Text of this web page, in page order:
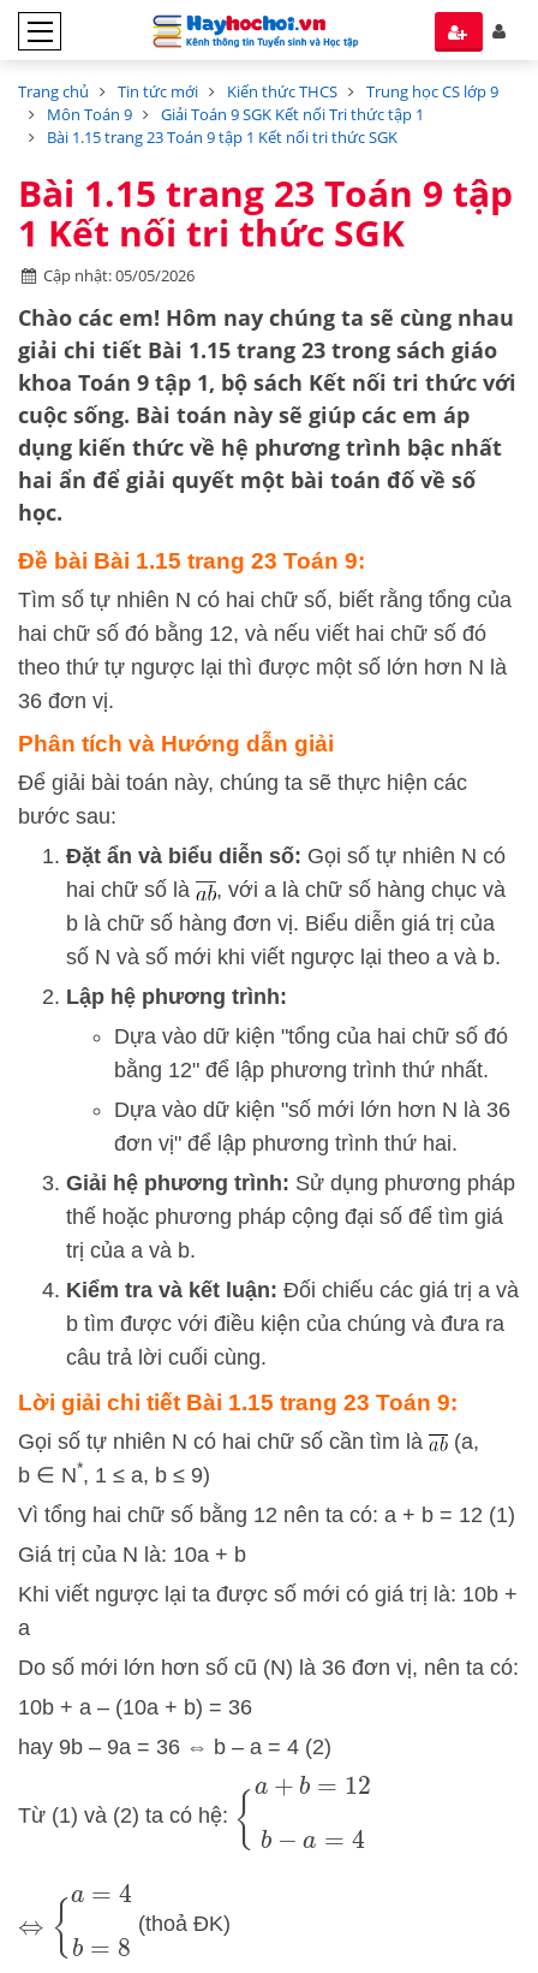
Trang chủ Tin tức mới Kiến thức THCS
Trung học CS lớp 9
Môn Toán 9
Giải Toán 9 SGK Kết nối Tri thức tập 1
Bài 1.15 trang 23 Toán 9 tập 1 Kết nối tri thức SGK
Bài 1.15 trang 23 Toán 9 tập
1 Kết nối tri thức SGK
Cập nhật: 05/05/2026
Chào các em! Hôm nay chúng ta sẽ cùng nhau
giải chi tiết Bài 1.15 trang 23 trong sách giáo
khoa Toán 9 tập 1, bộ sách Kết nối tri thức với
cuộc sống. Bài toán này sẽ giúp các em áp
dụng kiến thức về hệ phương trình bậc nhất
hai ẩn để giải quyết một bài toán đố về số
học.
Đề bài Bài 1.15 trang 23 Toán 9:
Tìm số tự nhiên N có hai chữ số, biết rằng tổng của
hai chữ số đó bằng 12, và nếu viết hai chữ số đó
theo thứ tự ngược lại thì được một số lớn hơn N là
36 đơn vị.
Phân tích và Hướng dẫn giải
Để giải bài toán này, chúng ta sẽ thực hiện các
bước sau:
Đặt ẩn và biểu diễn số: Gọi số tự nhiên N có
hai chữ số là
, với alà chữ số hàng chục và
b là chữ số hàng đơn vị. Biểu diễn giá trị của
số N và số mới khi viết ngược lại theo a và b.
Lập hệ phương trình:
Dựa vào dữ kiện "tổng của hai chữ số đó
bằng 12" để lập phương trình thứ nhất.
Dựa vào dữ kiện "số mới lớn hơn N là 36
đơn vị" để lập phương trình thứ hai.
Giải hệ phương trình: Sử dụng phương pháp
thế hoặc phương pháp cộng đại số để tìm giá
trị của a và b.
Kiểm tra và kết luận: Đối chiếu các giá trị a và
b tìm được với điều kiện của chúng và đưa ra
câu trả lời cuối cùng.
Lời giải chi tiết Bài 1.15 trang 23 Toán 9:
Gọi số tự nhiên N có hai chữ số cần tìm là
(a,
b ∈ N*, 1 ≤ a, b ≤ 9)
Vì tổng hai chữ số bằng 12 nên ta có: a + b = 12 (1)
Giá trị của N là: 10a + b
Khi viết ngược lại ta được số mới có giá trị là: 10b +
a
Do số mới lớn hơn số cũ (N) là 36 đơn vị, nên ta có:
10b + a – (10a + b) = 36
hay 9b – 9a = 36 ⇔ b – a = 4 (2)
Từ (1) và (2) ta có hệ:
a+ b=12b −a
a=4b =8
(thoả ĐK)